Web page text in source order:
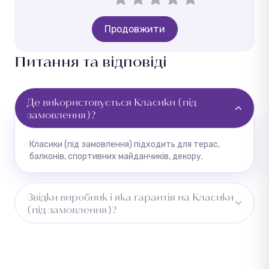
Продовжити
Питання та відповіді
Де використовується Класики (під
замовлення)?
Класики (під замовлення) підходить для терас,
балконів, спортивних майданчиків, декору.
Звідки виробник і яка гарантія на Класики
(під замовлення)?